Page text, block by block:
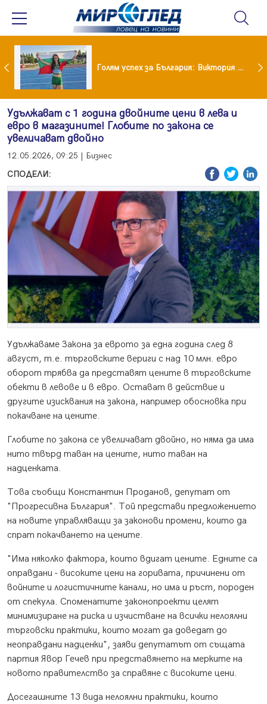
Когато всичко те дразни: тези трикове променят настроението за минути Голям успех за България: Виктория Ангелова грабна световна титла в тройния скок
Удължават с 1 година двойните цени в лева и
евро в магазините! Глобите по закона се
увеличават двойно
12.05.2026, 09:25 | Бизнес
СПОДЕЛИ:
Удължаваме Закона за еврото за една година след 8
август, т.е. търговските вериги с над 10 млн. евро
оборот трябва да представят цените в търговските
обекти в левове и в евро. Остават в действие и
другите изисквания на закона, например обосновка при
покачване на цените.
Глобите по закона се увеличават двойно, но няма да има
нито твърд таван на цените, нито таван на
надценката.
Това съобщи Константин Проданов, депутат от
"Прогресивна България". Той представи предложението
на новите управляващи за законови промени, които да
спрат покачването на цените.
"Има няколко фактора, които вдигат цените. Едните са
оправдани - високите цени на горивата, причинени от
войните и логистичните канали, но има и ръст, породен
от спекула. Споменатите законопроекти целят
минимизиране на риска и изчистване на всички нелоялни
търговски практики, които могат да доведат до
неоправдани надценки", заяви депутатът от същата
партия Явор Гечев при представянето на мерките на
новото правителство за справяне с високите цени.
Досегашните 13 вида нелоялни практики, които